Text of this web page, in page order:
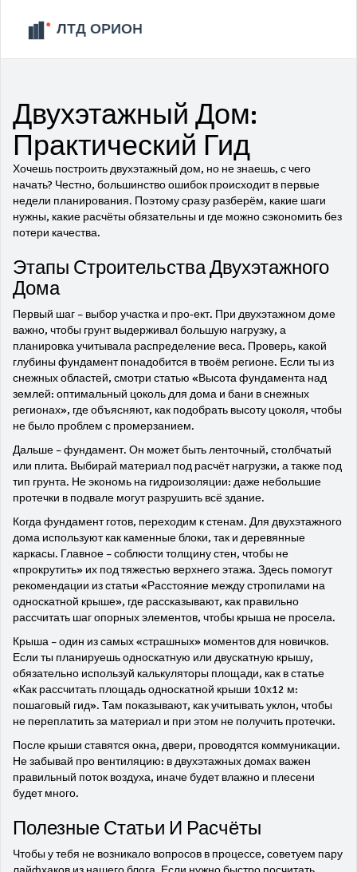
Двухэтажный Дом:
Практический Гид
Хочешь построить двухэтажный дом, но не знаешь, с чего
начать? Честно, большинство ошибок происходит в первые
недели планирования. Поэтому сразу разберём, какие шаги
нужны, какие расчёты обязательны и где можно сэкономить без
потери качества.
Этапы Строительства Двухэтажного
Дома
Первый шаг – выбор участка и про‑ект. При двухэтажном доме
важно, чтобы грунт выдерживал большую нагрузку, а
планировка учитывала распределение веса. Проверь, какой
глубины фундамент понадобится в твоём регионе. Если ты из
снежных областей, смотри статью «Высота фундамента над
землей: оптимальный цоколь для дома и бани в снежных
регионах», где объясняют, как подобрать высоту цоколя, чтобы
не было проблем с промерзанием.
Дальше – фундамент. Он может быть ленточный, столбчатый
или плита. Выбирай материал под расчёт нагрузки, а также под
тип грунта. Не экономь на гидроизоляции: даже небольшие
протечки в подвале могут разрушить всё здание.
Когда фундамент готов, переходим к стенам. Для двухэтажного
дома используют как каменные блоки, так и деревянные
каркасы. Главное – соблюсти толщину стен, чтобы не
«прокрутить» их под тяжестью верхнего этажа. Здесь помогут
рекомендации из статьи «Расстояние между стропилами на
односкатной крыше», где рассказывают, как правильно
рассчитать шаг опорных элементов, чтобы крыша не просела.
Крыша – один из самых «страшных» моментов для новичков.
Если ты планируешь односкатную или двускатную крышу,
обязательно используй калькуляторы площади, как в статье
«Как рассчитать площадь односкатной крыши 10х12 м:
пошаговый гид». Там показывают, как учитывать уклон, чтобы
не переплатить за материал и при этом не получить протечки.
После крыши ставятся окна, двери, проводятся коммуникации.
Не забывай про вентиляцию: в двухэтажных домах важен
правильный поток воздуха, иначе будет влажно и плесени
будет много.
Полезные Статьи И Расчёты
Чтобы у тебя не возникало вопросов в процессе, советуем пару